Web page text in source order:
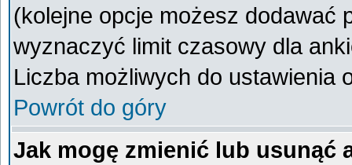
(kolejne opcje możesz dodawać
wyznaczyć limit czasowy dla
Liczba możliwych do ustawienia
Powrót do góry
Jak mogę zmienić lub usunąć